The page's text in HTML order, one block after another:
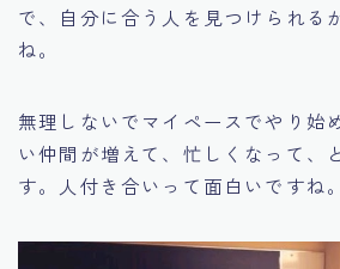
で、自分に合う人を見つけられる
ね。
無理しないでマイペースでやり始
い仲間が増えて、忙しくなって、
す。人付き合いって面白いですね。